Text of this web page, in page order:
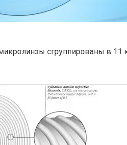
сгруппированы в 11